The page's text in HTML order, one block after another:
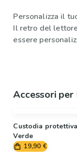
Personalizza il
Il retro del
essere
Accessori per
Custodia
Verde
19,90 €